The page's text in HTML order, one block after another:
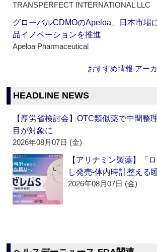
TRANSPERFECT INTERNATIONAL LLC
グローバルCDMOのApeloa、日本市場
品イノベーションを推進
Apeloa Pharmaceutical
おすすめ情報 アー
HEADLINE NEWS
【厚労省検討会】OTC類似薬で中間整
目が対象に
2026年08月07日 (金)
【アリナミン製薬】「
し発売‐体内時計整える
2026年08月07日 (金)